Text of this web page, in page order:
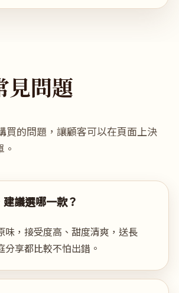
見問題
買的問題，讓顧客可以在頁面上決
議選哪一款？
味，接受度高、甜度清爽，送長
分享都比較不怕出錯。